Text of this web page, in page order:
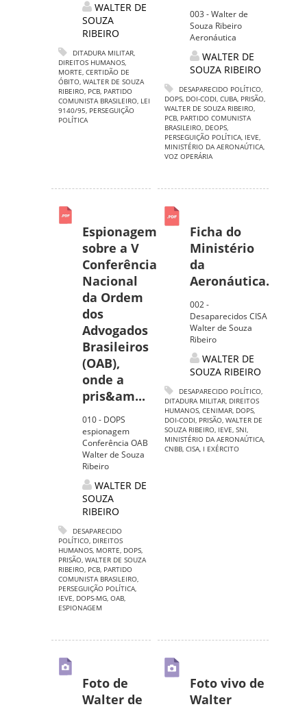
WALTER DE
SOUZA
RIBEIRO
DITADURA MILITAR,
DIREITOS HUMANOS,
MORTE, CERTIDÃO DE
ÓBITO, WALTER DE SOUZA
RIBEIRO, PCB, PARTIDO
COMUNISTA BRASILEIRO, LEI
9140/95, PERSEGUIÇÃO
POLÍTICA
003 - Walter de
Souza Ribeiro
Aeronáutica
WALTER DE
SOUZA RIBEIRO
DESAPARECIDO POLÍTICO,
DOPS, DOI-CODI, CUBA, PRISÃO,
WALTER DE SOUZA RIBEIRO,
PCB, PARTIDO COMUNISTA
BRASILEIRO, DEOPS,
PERSEGUIÇÃO POLÍTICA, IEVE,
MINISTÉRIO DA AERONAÚTICA,
VOZ OPERÁRIA
Espionagem
sobre a V
Conferência
Nacional
da Ordem
dos
Advogados
Brasileiros
(OAB),
onde a
pris&am...
010 - DOPS
espionagem
Conferência OAB
Walter de Souza
Ribeiro
WALTER DE
SOUZA
RIBEIRO
DESAPARECIDO
POLÍTICO, DIREITOS
HUMANOS, MORTE, DOPS,
PRISÃO, WALTER DE SOUZA
RIBEIRO, PCB, PARTIDO
COMUNISTA BRASILEIRO,
PERSEGUIÇÃO POLÍTICA,
IEVE, DOPS-MG, OAB,
ESPIONAGEM
Ficha do
Ministério
da
Aeronáutica.
002 -
Desaparecidos CISA
Walter de Souza
Ribeiro
WALTER DE
SOUZA RIBEIRO
DESAPARECIDO POLÍTICO,
DITADURA MILITAR, DIREITOS
HUMANOS, CENIMAR, DOPS,
DOI-CODI, PRISÃO, WALTER DE
SOUZA RIBEIRO, IEVE, SNI,
MINISTÉRIO DA AERONAÚTICA,
CNBB, CISA, I EXÉRCITO
Foto de
Walter de
Foto vivo de
Walter